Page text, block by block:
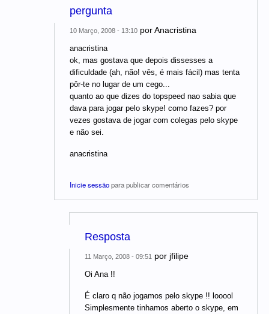
pergunta
10 Março, 2008 - 13:10 porAnacristina
anacristina
ok, mas gostava que depois dissesses a
dificuldade (ah, não! vês, é mais fácil) mas tenta
pôr-te no lugar de um cego...
quanto ao que dizes do topspeed nao sabia que
dava para jogar pelo skype! como fazes? por
vezes gostava de jogar com colegas pelo skype
e não sei.
anacristina
Inicie sessãopara publicar comentários
Resposta
11 Março, 2008 - 09:51 por jfilipe
Oi Ana !!
É claro q não jogamos pelo skype !! looool
Simplesmente tinhamos aberto o skype, em